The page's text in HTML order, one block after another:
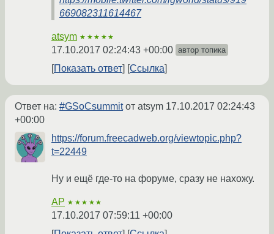
669082311614467
atsym ★★★★★
17.10.2017 02:24:43 +00:00 автор топика
Показать ответ Ссылка
Ответ на: #GSoCsummitот atsym 17.10.2017 02:24:43
+00:00
https://forum.freecadweb.org/viewtopic.php?
t=22449
Ну и ещё где-то на форуме, сразу не нахожу.
AP ★★★★★
17.10.2017 07:59:11 +00:00